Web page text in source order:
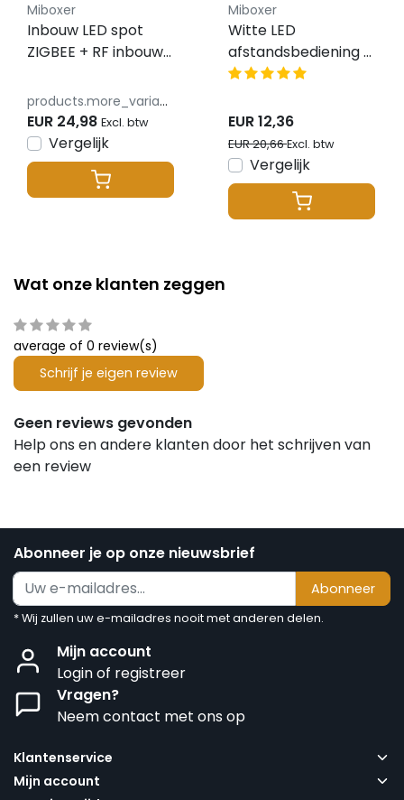
Miboxer
Inbouw LED spot
ZIGBEE + RF inbouw
- RGBCCT & 2700K-
6500K - 6W -
FUT068ZR
products.more_variants_available
EUR 24,98 Excl. btw
Vergelijk
Miboxer
Witte LED
afstandsbediening -
8 zones - Miboxer
EUR 12,36
EUR 20,66Excl. btw
Vergelijk
Wat onze klanten zeggen
average of 0 review(s)
Schrijf je eigen review
Geen reviews gevonden
Help ons en andere klanten door het schrijven van
een review
Abonneer je op onze nieuwsbrief
Abonneer
* Wij zullen uw e-mailadres nooit met anderen delen.
Mijn account
Login of registreer
Vragen?
Neem contact met ons op
Klantenservice
Mijn account